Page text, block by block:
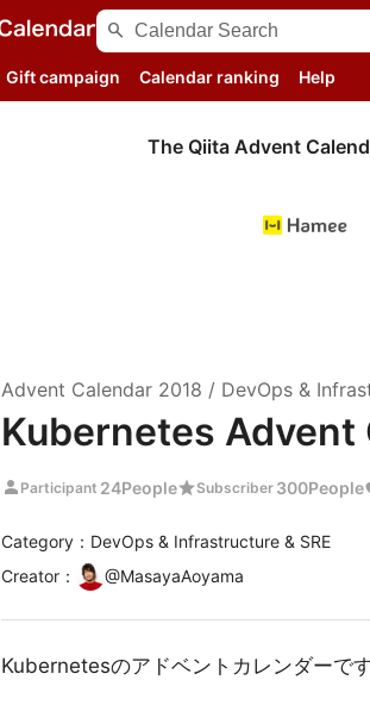
search
Gift campaign Calendar ranking Help
The Qiita Advent
Advent Calendar 2018 / DevOps &
Kubernetes Advent
person Participant 24PeoplestarSubscriber 300People
Category：DevOps & Infrastructure & SRE
Creator ： @MasayaAoyama
Kubernetesのアドベントカレンダーです